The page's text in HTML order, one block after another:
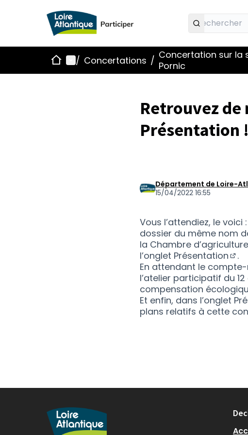
AccueilMenu principal
/ Concertations / Concertation sur la
Pornic
Retrouvez
Présentation !
Département de Loire-
15/04/2022 16:55
Vous l’attendiez, le
dossier du même nom
la Chambre
l’onglet Présentation
.
En attendant le
l’atelier participatif du
compensation
Et enfin, dans l’onglet
plans relatifs à cette